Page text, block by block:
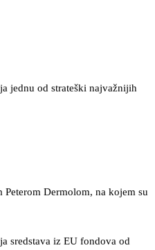
jednu od strateški najvažnijih
Dermolom, na kojem su
sredstava iz EU fondova od